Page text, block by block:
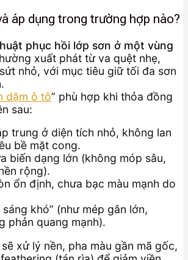
áp dụng trong trường hợp nào?
phục hồi lớp sơn ở một vùng
xuất phát từ va quệt nhẹ,
nhỏ, với mục tiêu giữ tối đa sơn
dặm ô tô” phù hợp khi thỏa đồng
sau:
trung ở diện tích nhỏ, không lan
bề mặt cong.
biến dạng lớn (không móp sâu,
rộng).
ổn định, chưa bạc màu mạnh do
khó” (như mép gân lớn,
phản quang mạnh).
xử lý nền, pha màu gần mã gốc,